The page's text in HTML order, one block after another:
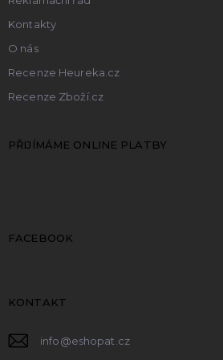
Kontakty
O nás
Recenze Heureka.cz
Recenze Zboží.cz
PŘIJÍMÁME ONLINE PLATBY
FACEBOOK
KONTAKT
info@eshopat.cz